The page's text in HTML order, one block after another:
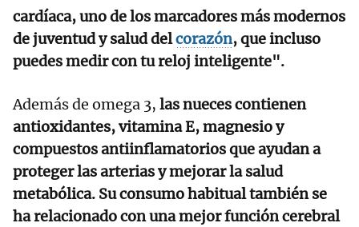
cardíaca, uno de los marcadores más modernos
de juventud y salud delcorazón, que incluso
puedes medir con tu reloj inteligente".
Además de omega 3, las nueces contienen
antioxidantes, vitamina E, magnesio y
compuestos antiinflamatorios que ayudan a
proteger las arterias y mejorar la salud
metabólica. Su consumo habitual también se
ha relacionado con una mejor función cerebral